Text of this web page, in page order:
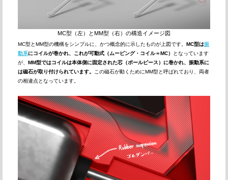
MC型（左）とMM型（右）の構造イメージ図
MC型とMM型の機構をシンプルに、かつ概念的に示したものが上図です。 MC型は振
動系にコイルが巻かれ、これが可動式（ムービング・コイル＝MC）
となっています
が、 MM型ではコイルは本体側に固定された芯（ポールピース）に巻かれ、振動系に
は磁石が取り付けられています。
この磁石が動くためにMM型と呼ばれており、両者
の相違点となっています。